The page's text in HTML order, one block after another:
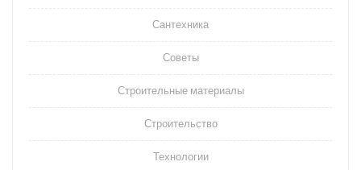
Сантехника
Советы
Строительные материалы
Строительство
Технологии